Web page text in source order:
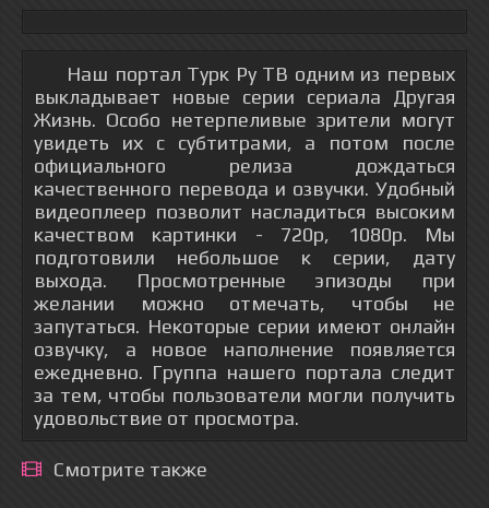
Наш портал Турк Ру ТВ одним из первых
выкладывает новые серии сериала Другая
Жизнь. Особо нетерпеливые зрители могут
увидеть их с субтитрами, а потом после
официального релиза дождаться
качественного перевода и озвучки. Удобный
видеоплеер позволит насладиться высоким
качеством картинки - 720р, 1080p. Мы
подготовили небольшое к серии, дату
выхода. Просмотренные эпизоды при
желании можно отмечать, чтобы не
запутаться. Некоторые серии имеют онлайн
озвучку, а новое наполнение появляется
ежедневно. Группа нашего портала следит
за тем, чтобы пользователи могли получить
удовольствие от просмотра.
Смотрите также